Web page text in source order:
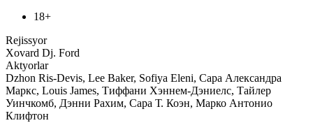
18+
Rejissyor
Xovard Dj. Ford
Aktyorlar
Dzhon Ris-Devis, Lee Baker, Sofiya Eleni, Сара Александра
Маркс, Louis James, Тиффани Хэннем-Дэниелс, Тайлер
Уинчкомб, Дэнни Рахим, Сара Т. Коэн, Марко Антонио
Клифтон